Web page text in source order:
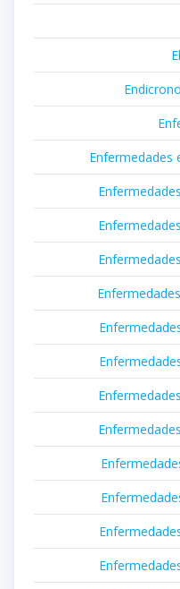
Enfermedades